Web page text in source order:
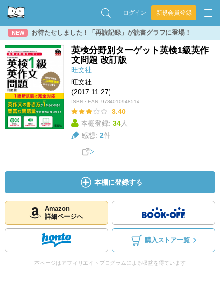
ログイン 新規会員登録
NEW お待たせしました！「再読記録」が読書グラフに登場！
英検分野別ターゲット英検1級英作
文問題 改訂版
旺文社
旺文社
(2017.11.27)
ISBN・EAN: 9784010948514
3.40
本棚登録: 34人
感想: 2件
本棚に登録する
Amazon
詳細ページへ
購入ストア一覧
本ページはアフィリエイトプログラムによる収益を得ています